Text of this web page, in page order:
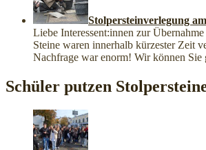
Stolpersteinverlegung
Liebe Interessent:innen zur
Steine waren innerhalb kürzester Zeit
Nachfrage war enorm! Wir können Sie
Schüler putzen